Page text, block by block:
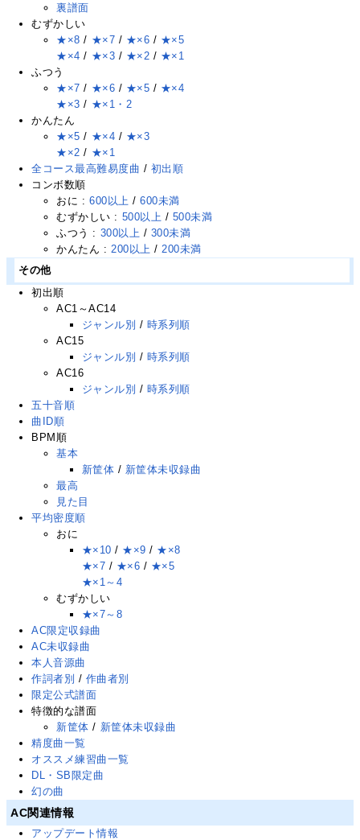
裏譜面
むずかしい
★×8 / ★×7 / ★×6 / ★×5
★×4 / ★×3 / ★×2 / ★×1
ふつう
★×7 / ★×6 / ★×5 / ★×4
★×3 / ★×1・2
かんたん
★×5 / ★×4 / ★×3
★×2 / ★×1
全コース最高難易度曲 / 初出順
コンボ数順
おに : 600以上 /600未満
むずかしい : 500以上 / 500未満
ふつう : 300以上 / 300未満
かんたん : 200以上 / 200未満
その他
初出順
AC1～AC14
ジャンル別 / 時系列順
AC15
ジャンル別 / 時系列順
AC16
ジャンル別 / 時系列順
五十音順
曲ID順
BPM順
基本
新筐体 / 新筐体未収録曲
最高
見た目
平均密度順
おに
★×10 / ★×9 / ★×8
★×7 / ★×6 / ★×5
★×1～4
むずかしい
★×7～8
AC限定収録曲
AC未収録曲
本人音源曲
作詞者別 / 作曲者別
限定公式譜面
特徴的な譜面
新筐体 / 新筐体未収録曲
精度曲一覧
オススメ練習曲一覧
DL・SB限定曲
幻の曲
AC関連情報
アップデート情報